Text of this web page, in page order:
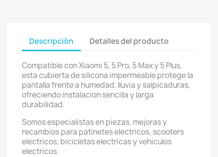
Descripción Detalles del producto
Compatible con Xiaomi 5, 5 Pro, 5 Max y 5 Plus,
esta cubierta de silicona impermeable protege la
pantalla frente a humedad, lluvia y salpicaduras,
ofreciendo instalacion sencilla y larga
durabilidad.
Somos especialistas en piezas, mejoras y
recambios para patinetes electricos, scooters
electricos, bicicletas electricas y vehiculos
electricos.